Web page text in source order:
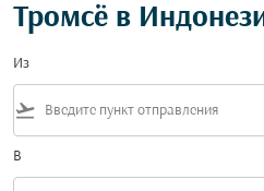
Тромсё в
Из
flight_takeoff
В